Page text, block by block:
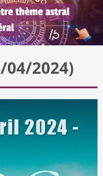
04/2024)